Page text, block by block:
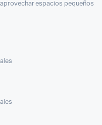
espacios pequeños